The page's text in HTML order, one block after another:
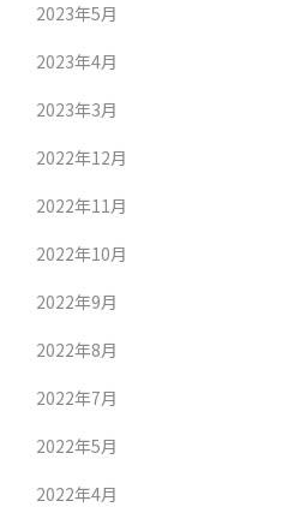
2023年5月
2023年4月
2023年3月
2022年12月
2022年11月
2022年10月
2022年9月
2022年8月
2022年7月
2022年5月
2022年4月